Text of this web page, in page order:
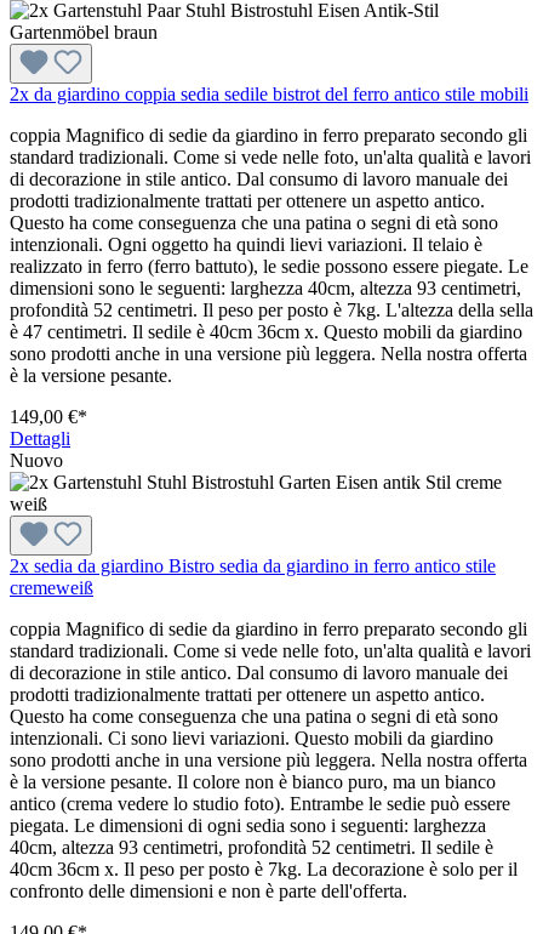
2x da giardino coppia sedia sedile bistrot del ferro antico stile mobili
coppia Magnifico di sedie da giardino in ferro preparato secondo gli
standard tradizionali. Come si vede nelle foto, un'alta qualità e lavori
di decorazione in stile antico. Dal consumo di lavoro manuale dei
prodotti tradizionalmente trattati per ottenere un aspetto antico.
Questo ha come conseguenza che una patina o segni di età sono
intenzionali. Ogni oggetto ha quindi lievi variazioni. Il telaio è
realizzato in ferro (ferro battuto), le sedie possono essere piegate. Le
dimensioni sono le seguenti: larghezza 40cm, altezza 93 centimetri,
profondità 52 centimetri. Il peso per posto è 7kg. L'altezza della sella
è 47 centimetri. Il sedile è 40cm 36cm x. Questo mobili da giardino
sono prodotti anche in una versione più leggera. Nella nostra offerta
è la versione pesante.
149,00 €*
Dettagli
Nuovo
2x sedia da giardino Bistro sedia da giardino in ferro antico stile
cremeweiß
coppia Magnifico di sedie da giardino in ferro preparato secondo gli
standard tradizionali. Come si vede nelle foto, un'alta qualità e lavori
di decorazione in stile antico. Dal consumo di lavoro manuale dei
prodotti tradizionalmente trattati per ottenere un aspetto antico.
Questo ha come conseguenza che una patina o segni di età sono
intenzionali. Ci sono lievi variazioni. Questo mobili da giardino
sono prodotti anche in una versione più leggera. Nella nostra offerta
è la versione pesante. Il colore non è bianco puro, ma un bianco
antico (crema vedere lo studio foto). Entrambe le sedie può essere
piegata. Le dimensioni di ogni sedia sono i seguenti: larghezza
40cm, altezza 93 centimetri, profondità 52 centimetri. Il sedile è
40cm 36cm x. Il peso per posto è 7kg. La decorazione è solo per il
confronto delle dimensioni e non è parte dell'offerta.